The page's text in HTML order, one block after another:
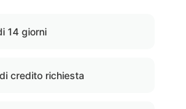
14 giorni
credito richiesta